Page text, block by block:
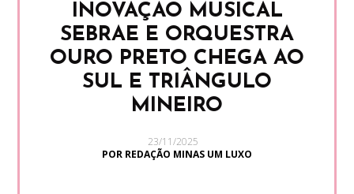
INOVAÇÃO MUSICAL
SEBRAE E ORQUESTRA
OURO PRETO CHEGA AO
SUL E TRIÂNGULO
MINEIRO
23/11/2025
POR REDAÇÃO MINAS UM LUXO